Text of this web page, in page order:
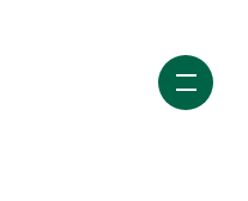
ミドリ印刷